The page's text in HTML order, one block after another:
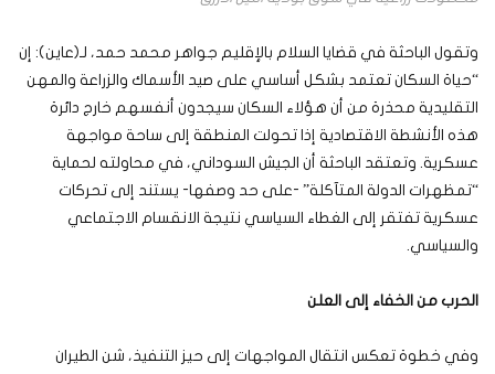
وتقول الباحثة في قضايا السلام بالإقليم جواهر محمد حمد، لـ(عاين): إن
“حياة السكان تعتمد بشكل أساسي على صيد الأسماك والزراعة والمهن
التقليدية محذرة من أن هؤلاء السكان سيجدون أنفسهم خارج دائرة
هذه الأنشطة الاقتصادية إذا تحولت المنطقة إلى ساحة مواجهة
عسكرية. وتعتقد الباحثة أن الجيش السوداني، في محاولته لحماية
“تمظهرات الدولة المتآكلة” -على حد وصفها- يستند إلى تحركات
عسكرية تفتقر إلى الغطاء السياسي نتيجة الانقسام الاجتماعي
والسياسي.
الحرب من الخفاء إلى العلن
وفي خطوة تعكس انتقال المواجهات إلى حيز التنفيذ، شن الطيران